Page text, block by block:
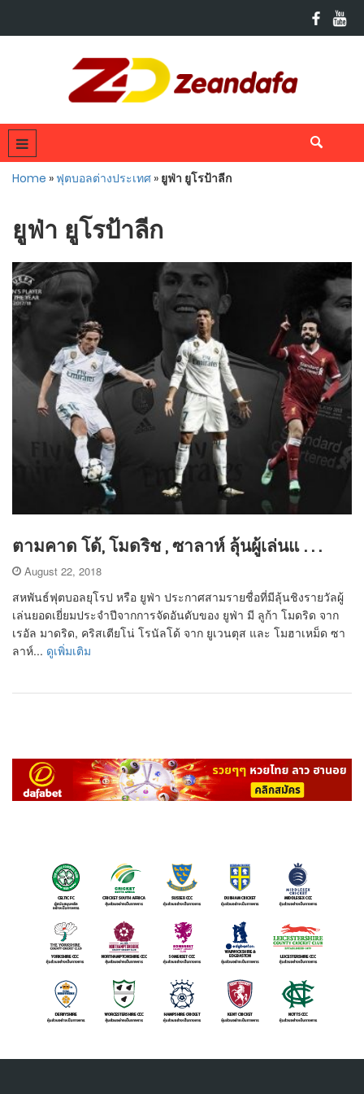
Home » ฟุตบอลต่างประเทศ » ยูฟ่า ยูโรป้าลีก
ยูฟ่า ยูโรป้าลีก
ตามคาด โด้, โมดริช , ซาลาห์ ลุ้นผู้เล่นแ . . .
August 22, 2018
สหพันธ์ฟุตบอลยุโรป หรือ ยูฟ่า ประกาศสามรายชื่อที่มีลุ้นชิงรายวัลผู้
เล่นยอดเยี่ยมประจำปีจากการจัดอันดับของ ยูฟ่า มี ลูก้า โมดริด จาก
เรอัล มาดริด, คริสเตียโน่ โรนัลโด้ จาก ยูเวนตุส และ โมฮาเหม็ด ซา
ลาห์... ดูเพิ่มเติม